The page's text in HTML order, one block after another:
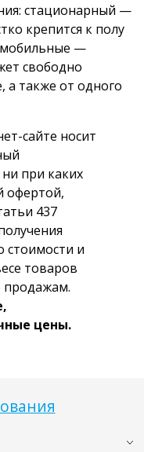
стационарный —
крепится к полу
мобильные —
свободно
а также от одного
сайте носит
при каких
офертой,
437
и
товаров
продажам.
цены.